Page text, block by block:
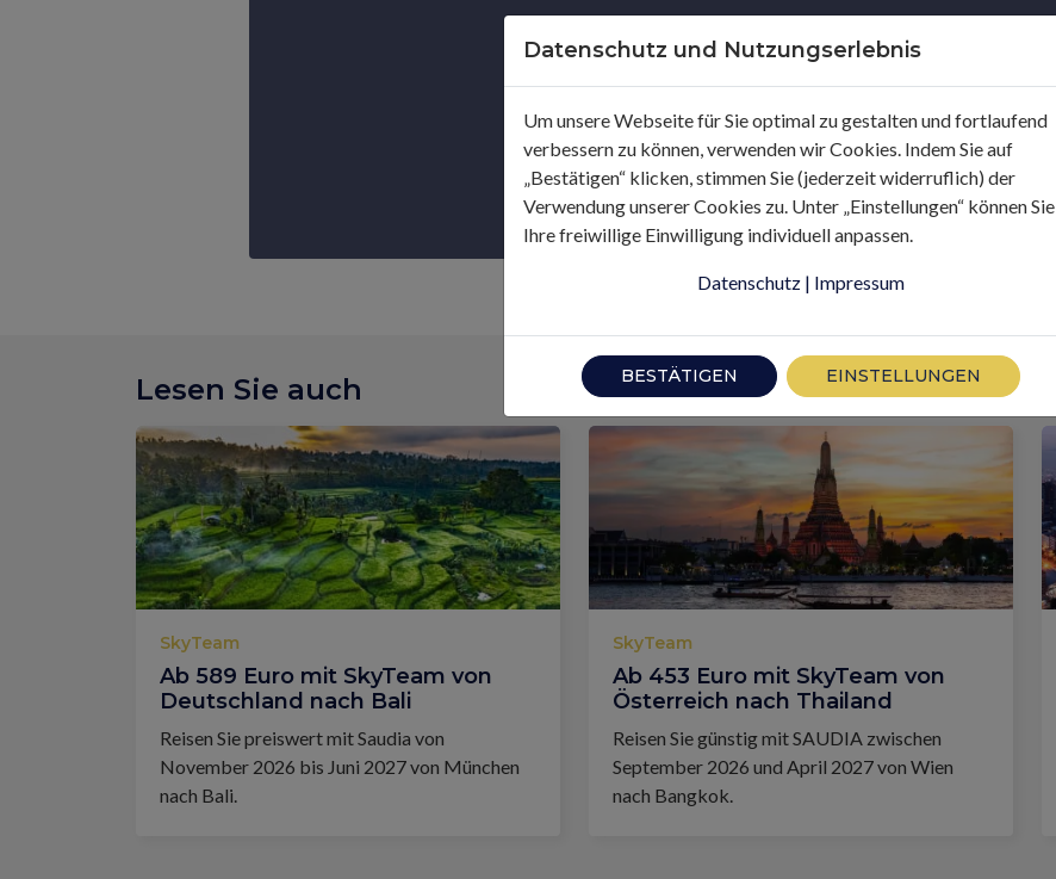
Lesen Sie auch
SkyTeam
Ab 589 Euro mit SkyTeam von
Deutschland nach Bali
Reisen Sie preiswert mit Saudia von
November 2026 bis Juni 2027 von München
nach Bali.
SkyTeam
Ab 453 Euro mit SkyTeam von
Österreich nach Thailand
Reisen Sie günstig mit SAUDIA zwischen
September 2026 und April 2027 von Wien
nach Bangkok.
Datenschutz und Nutzungserlebnis
Um unsere Webseite für Sie optimal zu gestalten und fortlaufend
verbessern zu können, verwenden wir Cookies. Indem Sie auf
„Bestätigen“ klicken, stimmen Sie (jederzeit widerruflich) der
Verwendung unserer Cookies zu. Unter „Einstellungen“ können Sie
Ihre freiwillige Einwilligung individuell anpassen.
Datenschutz | Impressum
BESTÄTIGEN EINSTELLUNGEN